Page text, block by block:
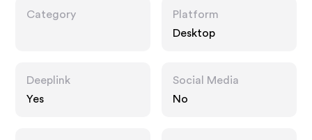
Category
Platform
Desktop
Deeplink
Yes
Social Media
No